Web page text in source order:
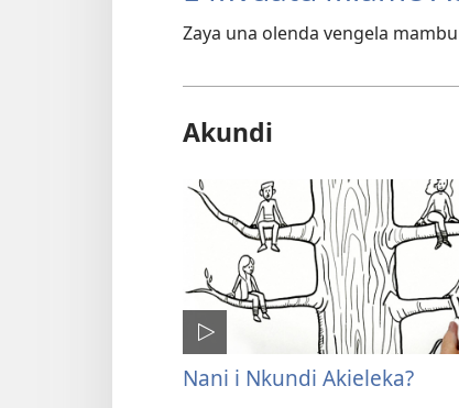
Zaya una olenda vengela
Akundi
Nani i Nkundi Akieleka?